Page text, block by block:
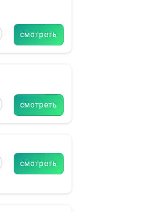
смотреть
смотреть
смотреть